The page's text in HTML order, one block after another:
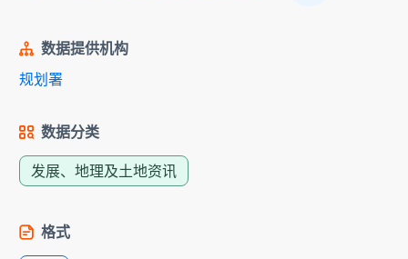
数据提供机构
规划署
数据分类
发展、地理及土地资讯
格式